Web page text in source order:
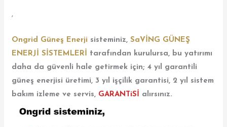
,
Ongrid Güneş Enerji sisteminiz,SaVİNG GÜNEŞ
ENERJİ SİSTEMLERİ tarafından kurulursa, bu yatırımı
daha da güvenli hale getirmek için; 4 yıl garantili
güneş enerjisi üretimi, 3 yıl işçilik garantisi, 2 yıl sistem
bakım izleme ve servis, GARANTiSİ alırsınız.